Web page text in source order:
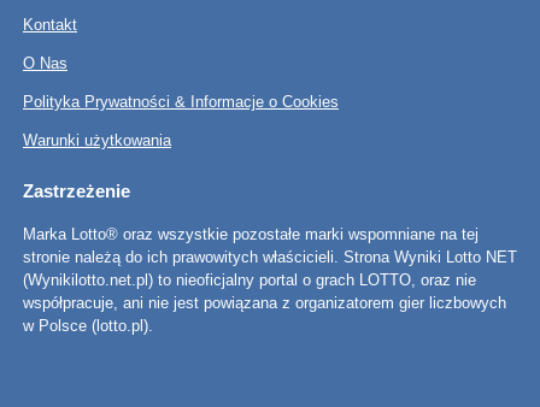
Kontakt
O Nas
Polityka Prywatności & Informacje o Cookies
Warunki użytkowania
Zastrzeżenie
Marka Lotto® oraz wszystkie pozostałe marki wspomniane na tej
stronie należą do ich prawowitych właścicieli. Strona Wyniki Lotto NET
(Wynikilotto.net.pl) to nieoficjalny portal o grach LOTTO, oraz nie
współpracuje, ani nie jest powiązana z organizatorem gier liczbowych
w Polsce (lotto.pl).